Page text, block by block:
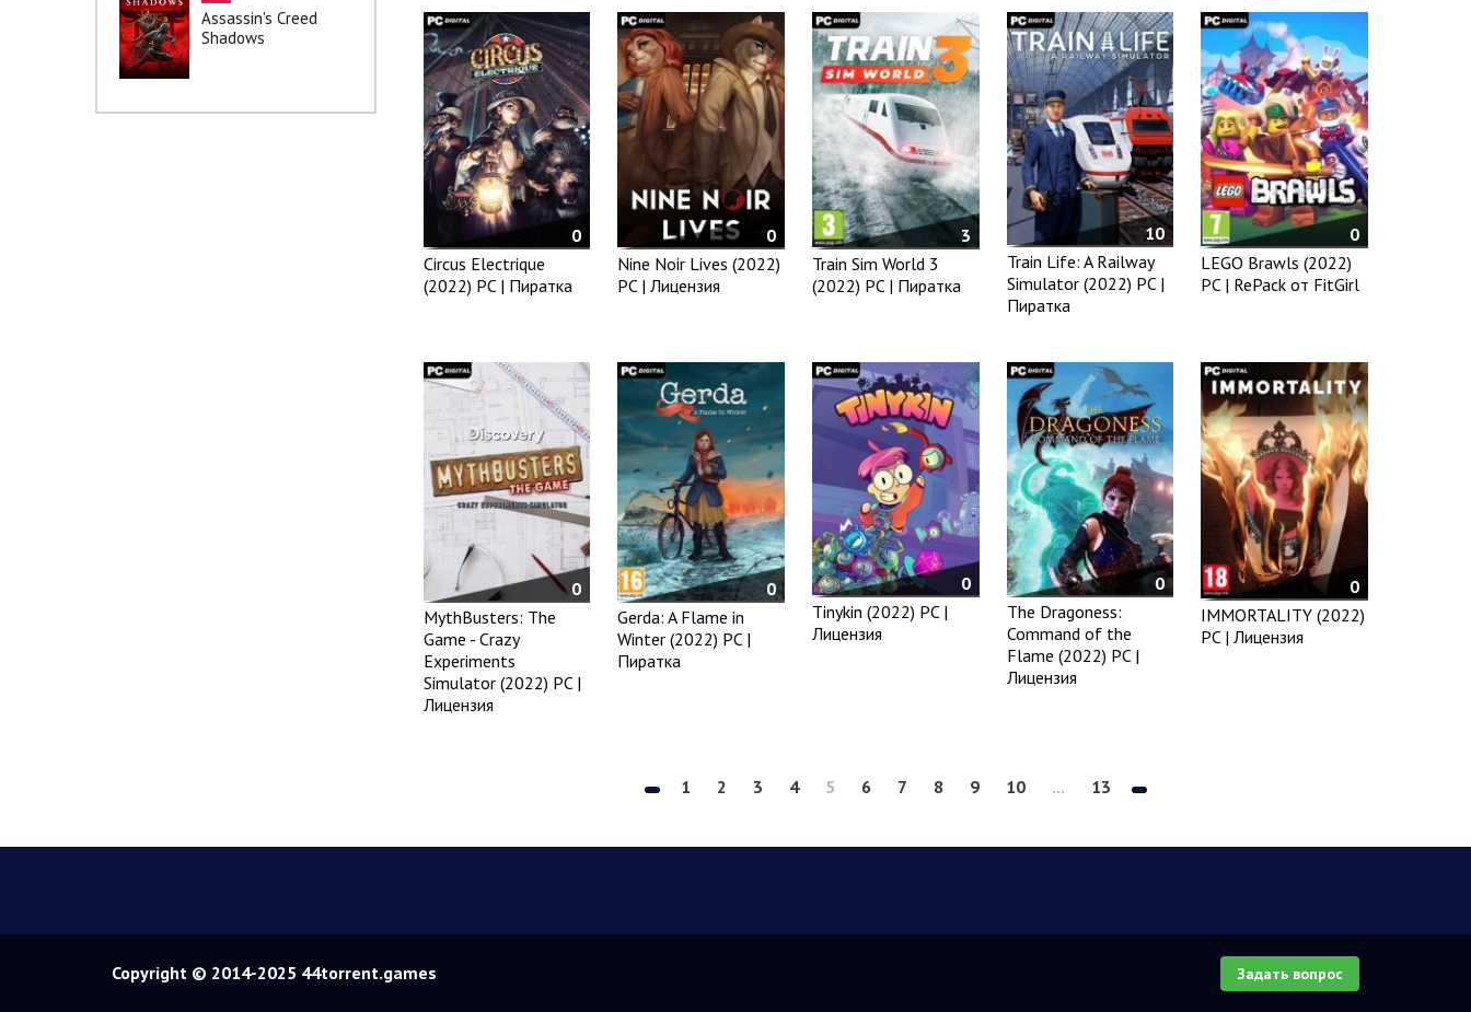
Assassin's Creed
Shadows
0
Circus Electrique
(2022) PC | Пиратка
0
Nine Noir Lives (2022)
PC | Лицензия
3
Train Sim World 3
(2022) PC | Пиратка
10
Train Life: A Railway
Simulator (2022) PC |
Пиратка
0
LEGO Brawls (2022)
PC | RePack от FitGirl
0
MythBusters: The
Game - Crazy
Experiments
Simulator (2022) PC |
Лицензия
0
Gerda: A Flame in
Winter (2022) PC |
Пиратка
0
Tinykin (2022) PC |
Лицензия
0
The Dragoness:
Command of the
Flame (2022) PC |
Лицензия
0
IMMORTALITY (2022)
PC | Лицензия
1 2 3 4 5 6 7 8 9 10 ... 13
Copyright © 2014-2025 44torrent.games Задать вопрос